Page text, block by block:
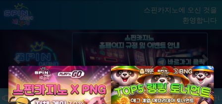
스핀카지노에 오신 것을
환영합니다
게임
Previous
Next
★ 국내 최초, 국